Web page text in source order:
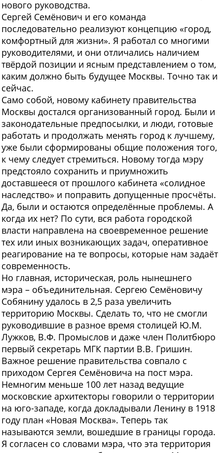
нового руководства.
Сергей Семёнович и его команда
последовательно реализуют концепцию «город,
комфортный для жизни». Я работал со многими
руководителями, и они отличались наличием
твёрдой позиции и ясным представлением о том,
каким должно быть будущее Москвы. Точно так и
сейчас.
Само собой, новому кабинету правительства
Москвы достался организованный город. Были и
законодательные предпосылки, и люди, готовые
работать и продолжать менять город к лучшему,
уже были сформированы общие положения того,
к чему следует стремиться. Новому тогда мэру
предстояло сохранить и приумножить
доставшееся от прошлого кабинета «солидное
наследство» и поправить допущенные просчёты.
Да, были и остаются определённые проблемы. А
когда их нет? По сути, вся работа городской
власти направлена на своевременное решение
тех или иных возникающих задач, оперативное
реагирование на те вопросы, которые нам задаёт
современность.
Но главная, историческая, роль нынешнего
мэра – объединительная. Сергею Семёновичу
Собянину удалось в 2,5 раза увеличить
территорию Москвы. Сделать то, что не смогли
руководившие в разное время столицей Ю.М.
Лужков, В.Ф. Промыслов и даже член Политбюро
первый секретарь МГК партии В.В. Гришин.
Важное решение правительства совпало с
приходом Сергея Семёновича на пост мэра.
Немногим меньше 100 лет назад ведущие
московские архитекторы говорили о территории
на юго-западе, когда докладывали Ленину в 1918
году план «Новая Москва». Теперь так
называются земли, вошедшие в границы города.
Я согласен со словами мэра, что эта территория